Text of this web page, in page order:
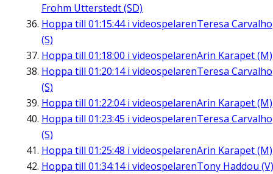
Frohm Utterstedt (SD)
Hoppa till 01:15:44i videospelarenTeresa Carvalho
(S)
Hoppa till 01:18:00 i videospelarenArin Karapet (M)
Hoppa till 01:20:14i videospelarenTeresa Carvalho
(S)
Hoppa till 01:22:04i videospelarenArin Karapet (M)
Hoppa till 01:23:45 i videospelarenTeresa Carvalho
(S)
Hoppa till 01:25:48 i videospelarenArin Karapet (M)
Hoppa till 01:34:14i videospelarenTony Haddou (V)